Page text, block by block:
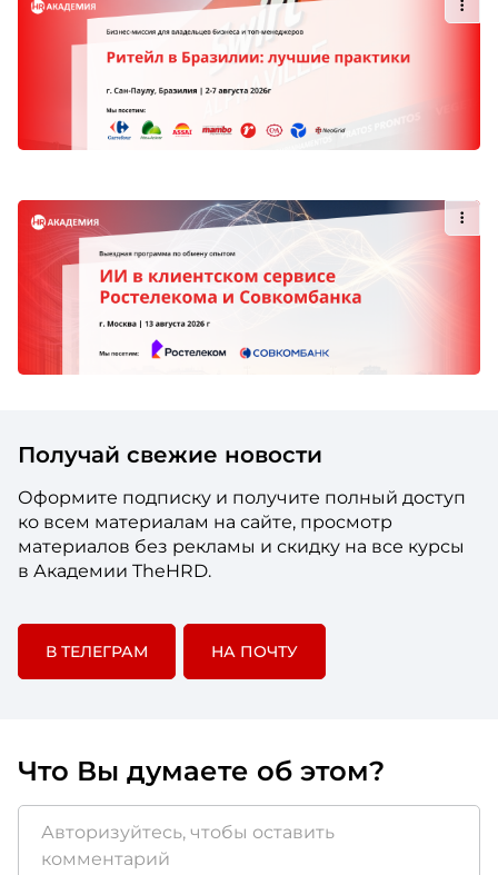
Получай свежие новости
Оформите подписку и получите полный доступ
ко всем материалам на сайте, просмотр
материалов без рекламы и скидку на все курсы
в Академии TheHRD.
В ТЕЛЕГРАМ НА ПОЧТУ
Что Вы думаете об этом?